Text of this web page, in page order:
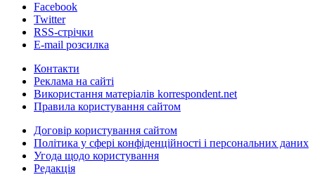
Facebook
Twitter
RSS-стрічки
E-mail розсилка
Контакти
Реклама на сайті
Використання матеріалів korrespondent.net
Правила користування сайтом
Договір користування сайтом
Політика у сфері конфіденційності і персональних даних
Угода щодо користування
Редакція